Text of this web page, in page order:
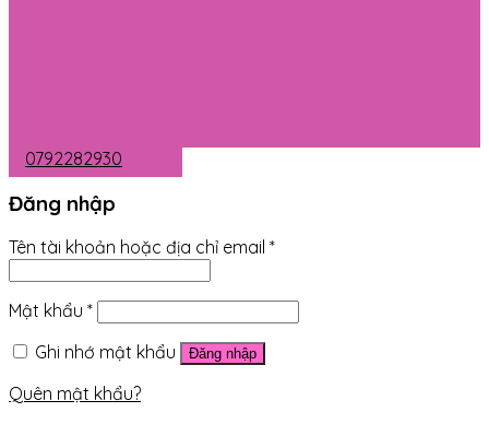
0792282930
Đăng nhập
Tên tài khoản hoặc địa chỉ email *
Mật khẩu *
Ghi nhớ mật khẩu
Đăng nhập
Quên mật khẩu?